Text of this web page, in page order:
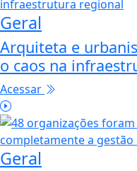
Geral
Arquiteta e
o caos na
Acessar
Geral